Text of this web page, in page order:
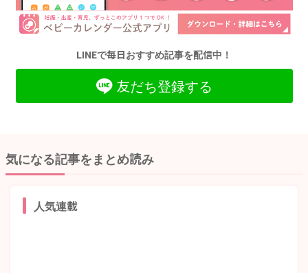
LINEで毎日おすすめ記事を配信中！
友だち登録する
気になる記事をまとめ読み
人気連載